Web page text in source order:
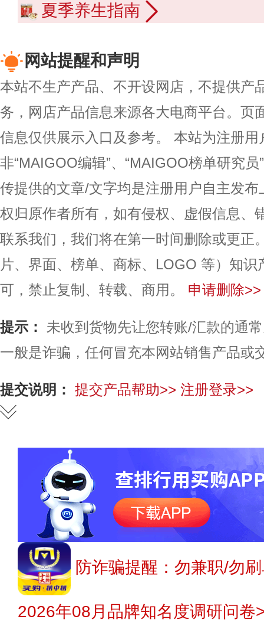
夏季养生指南
网站提醒和声明
本站不生产产品、不开设网店，不提供产
务，网店产品信息来源各大电商平台。页
信息仅供展示入口及参考。
本站为注册用
非“MAIGOO编辑”、“MAIGOO榜单研究
传提供的文章/文字均是注册用户自主发
权归原作者所有，如有侵权、虚假信息、
联系我们，我们将在第一时间删除或更正
片、界面、榜单、商标、LOGO 等）知
可，禁止复制、转载、商用。
申请删除>>
提示：
未收到货物先让您转账/汇款的通
一般是诈骗，任何冒充本网站销售产品或
提交说明： 提交产品帮助>> 注册登录>>
防诈骗提醒：勿兼职/勿
2026年08月品牌知名度调研问卷